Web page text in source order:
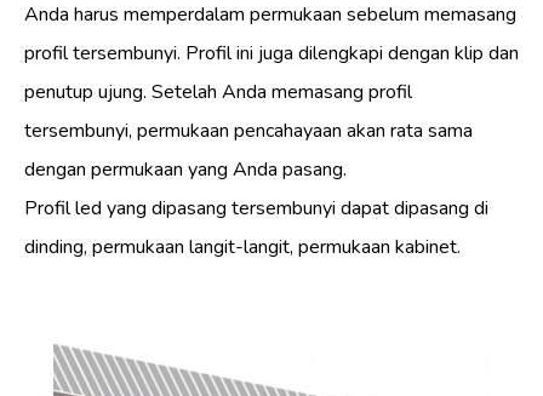
Anda harus memperdalam permukaan sebelum memasang
profil tersembunyi. Profil ini juga dilengkapi dengan klip dan
penutup ujung. Setelah Anda memasang profil
tersembunyi, permukaan pencahayaan akan rata sama
dengan permukaan yang Anda pasang.
Profil led yang dipasang tersembunyi dapat dipasang di
dinding, permukaan langit-langit, permukaan kabinet.